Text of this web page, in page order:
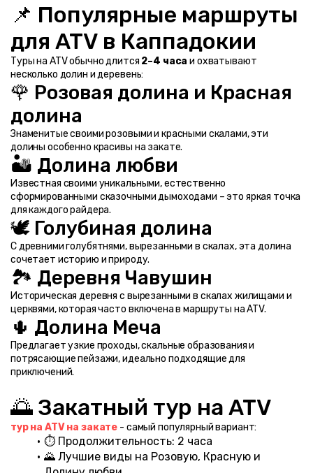
📌 Популярные маршруты
для ATV в Каппадокии
Туры на ATV обычно длится 2–4 часа и охватывают
несколько долин и деревень:
🌹 Розовая долина и Красная
долина
Знаменитые своими розовыми и красными скалами, эти
долины особенно красивы на закате.
🏜️ Долина любви
Известная своими уникальными, естественно
сформированными сказочными дымоходами – это яркая точка
для каждого райдера.
🕊️ Голубиная долина
С древними голубятнями, вырезанными в скалах, эта долина
сочетает историю и природу.
🏞️ Деревня Чавушин
Историческая деревня с вырезанными в скалах жилищами и
церквями, которая часто включена в маршруты на ATV.
🌵 Долина Меча
Предлагает узкие проходы, скальные образования и
потрясающие пейзажи, идеально подходящие для
приключений.
🌅 Закатный тур на ATV
тур на ATV на закате - самый популярный вариант:
⏱️ Продолжительность: 2 часа
🌄 Лучшие виды на Розовую, Красную и